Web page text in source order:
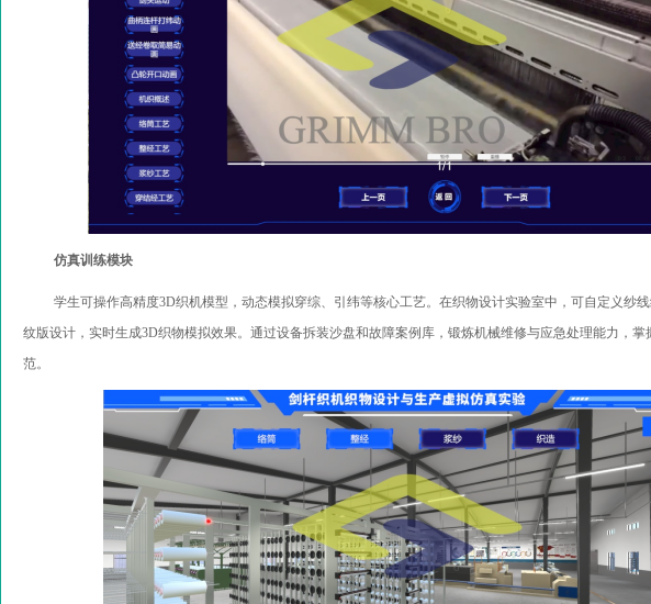
仿真训练模块
学生可操作高精度3D织机模型，动态模拟穿综、引纬等核心工艺。在织物设计实验室中，可自定义纱
纹版设计，实时生成3D织物模拟效果。通过设备拆装沙盘和故障案例库，锻炼机械维修与应急处理能力，掌
范。